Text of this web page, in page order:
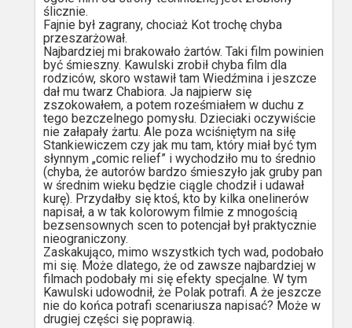
ślicznie.
Fajnie był zagrany, chociaż Kot trochę chyba
przeszarżował.
Najbardziej mi brakowało żartów. Taki film powinien
być śmieszny. Kawulski zrobił chyba film dla
rodziców, skoro wstawił tam Wiedźmina i jeszcze
dał mu twarz Chabiora. Ja najpierw się
zszokowałem, a potem roześmiałem w duchu z
tego bezczelnego pomysłu. Dzieciaki oczywiście
nie załapały żartu. Ale poza wciśniętym na siłę
Stankiewiczem czy jak mu tam, który miał być tym
słynnym „comic relief” i wychodziło mu to średnio
(chyba, że autorów bardzo śmieszyło jak gruby pan
w średnim wieku będzie ciągle chodził i udawał
kurę). Przydałby się ktoś, kto by kilka onelinerów
napisał, a w tak kolorowym filmie z mnogością
bezsensownych scen to potencjał był praktycznie
nieograniczony.
Zaskakująco, mimo wszystkich tych wad, podobało
mi się. Może dlatego, że od zawsze najbardziej w
filmach podobały mi się efekty specjalne. W tym
Kawulski udowodnił, że Polak potrafi. A że jeszcze
nie do końca potrafi scenariusza napisać? Może w
drugiej części się poprawią.